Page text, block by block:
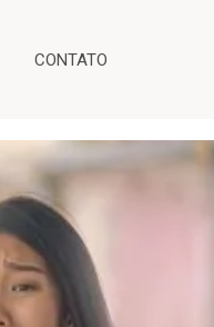
CONTATO